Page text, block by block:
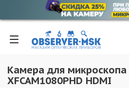
Камера для микроскопа
XFCAM1080PHD HDMI